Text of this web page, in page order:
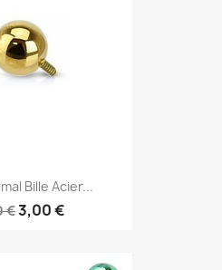
Bille Acier...
€3,00 €